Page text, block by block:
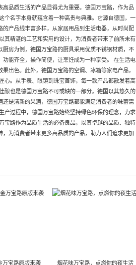
品质生活的产品显得尤为重要。德国万宝路，作为品
个名字本身就蕴含着一种高贵与典雅。它源自德国，一
产品线丰富多样，从家居用品到生活电器，从时尚配
其精湛的工艺和实用的设计，为消费者带来了前所未有
房为例，德国万宝路的厨具采用优质不锈钢材质，不
能齐全，操作简便，让烹饪成为一种享受。 在生活电
出色。此外，德国万宝路的空调、冰箱等家电产品，
心。从手表、眼镜到珠宝首饰，每一款产品都散发着高
酿也是德国万宝路不可或缺的一部分。德国以其悠久的
是清新的果酒，德国万宝路都能满足消费者的味蕾需
产过程中，德国万宝路始终坚持绿色环保的理念，力求
宝路作为品质生活的必备良品，以其卓越的品质、独特
为消费者带来更多高品质的产品，助力人们追求更加
万宝路原版来袭 烟花味万宝路，点燃你的夜生活